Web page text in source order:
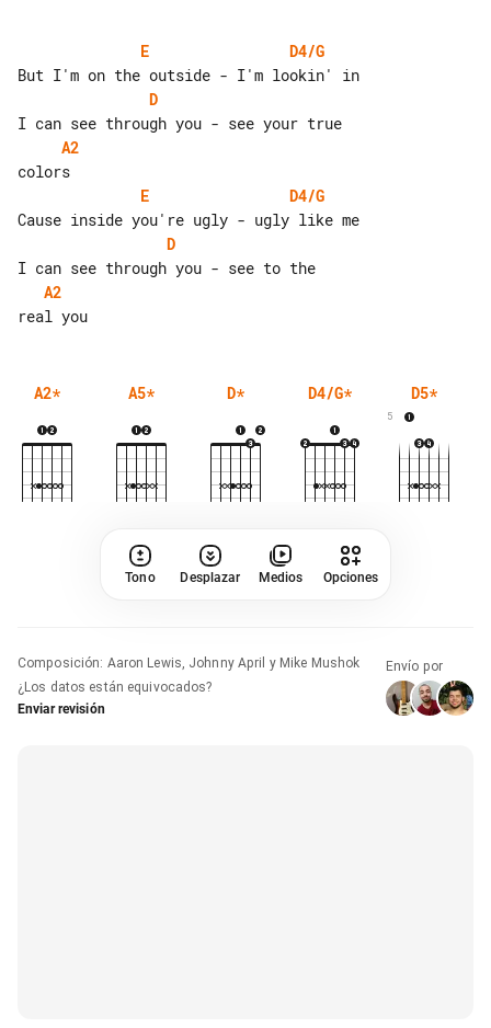
E
D4/G
D
A2
E
D4/G
D
A2
A2* A5* D* D4/G* D5*
5
Tono Desplazar Medios Opciones
Composición: Aaron Lewis, Johnny April y Mike Mushok
¿Los datos están equivocados?
Enviar revisión
Envío por